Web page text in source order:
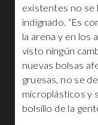
existentes no se
indignado. “Es
la arena y en los
visto ningún
nuevas bolsas
gruesas, no se
microplásticos y
bolsillo de la